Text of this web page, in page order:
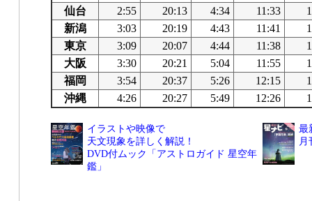
仙台
2:55 20:13 4:34 11:33
新潟
3:03 20:19 4:43 11:41
東京
3:09 20:07 4:44 11:38
大阪
3:30 20:21 5:04 11:55
福岡
3:54 20:37 5:26 12:15
沖縄
4:26 20:27 5:49 12:26
イラストや映像で
天文現象を詳しく解説！
DVD付ムック「アストロガイド 星空年
鑑」
最
月